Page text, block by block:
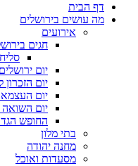
דף הבית
מה עושים בירושלים
אירועים
חגים
יום ירושלים
יום
יום
יום השואה
החופש
בתי מלון
מחנה יהודה
מסעדות ואוכל